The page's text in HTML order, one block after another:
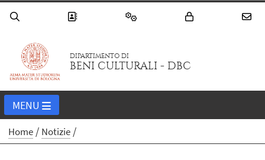
DIPARTIMENTO DI
BENI CULTURALI - DBC
MENU
Home Notizie